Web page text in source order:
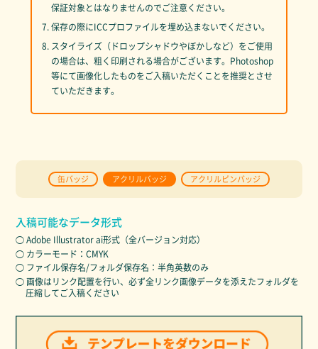
保証対象とはなりませんのでご注意ください。
7. 保存の際にICCプロファイルを埋め込まないでください。
8. スタイライズ（ドロップシャドウやぼかしなど）をご使用
の場合は、粗く印刷される場合がございます。Photoshop
等にて画像化したものをご入稿いただくことを推奨とさせ
ていただきます。
缶バッジ アクリルバッジ アクリルピンバッジ
入稿可能なデータ形式
◯ Adobe Illustrator ai形式（全バージョン対応）
◯ カラーモード：CMYK
◯ ファイル保存名/フォルダ保存名：半角英数のみ
◯ 画像はリンク配置を行い、必ず全リンク画像データを添えたフォルダを
圧縮してご入稿ください